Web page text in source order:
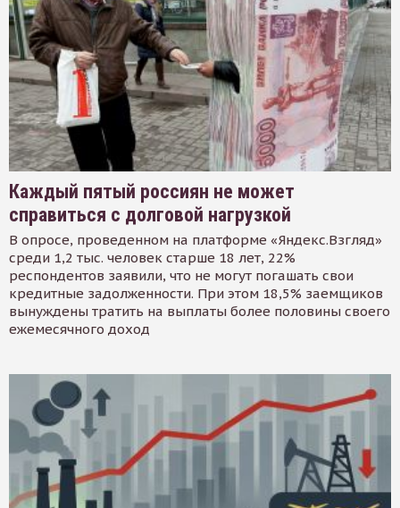
Каждый пятый россиян не может
справиться с долговой нагрузкой
В опросе, проведенном на платформе «Яндекс.Взгляд»
среди 1,2 тыс. человек старше 18 лет, 22%
респондентов заявили, что не могут погашать свои
кредитные задолженности. При этом 18,5% заемщиков
вынуждены тратить на выплаты более половины своего
ежемесячного доход